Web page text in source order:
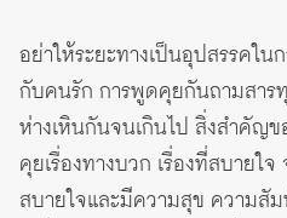
อย่าให้ระยะทางเป็นอุปสรรคใ
กับคนรัก การพูดคุยกันถามสาร
ห่างเหินกันจนเกินไป สิ่งสำคัญ
คุยเรื่องทางบวก เรื่องที่สบายใ
สบายใจและมีความสุข ความสั